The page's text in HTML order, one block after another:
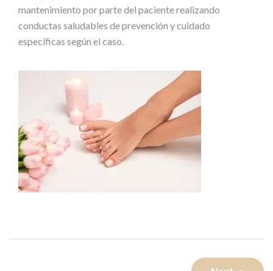
mantenimiento por parte del paciente realizando
conductas saludables de prevención y cuidado
específicas según el caso.